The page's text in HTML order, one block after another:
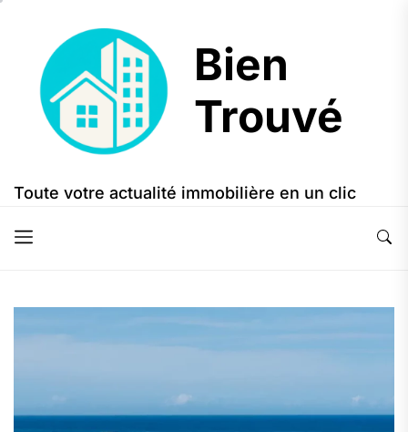
content
Bien
Trouvé
Bien
Trouvé
Toute votre actualité immobilière en un clic